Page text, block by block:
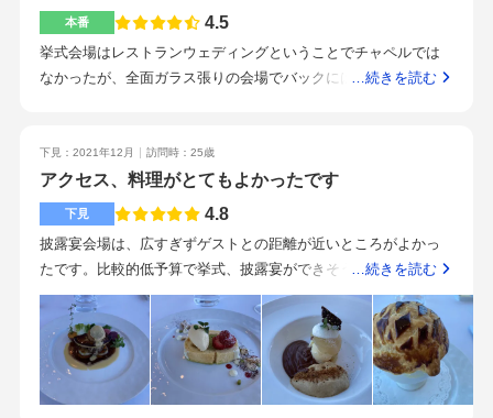
駅からタクシーで10分ほどです。バス停も目の前にあります。
コインパーキングも併設されているので車での来場も可能で
す。挙式、披露宴が昼の部では代行は手配不可なので注意で
合わせて打ち合わせしていただけました。基本わからないこと
はメールでの問い合わせになりますが、迅速かつ親切丁寧に返
信していただけました。その他one-wというやることリストの連
絡ツールを使って穴埋め式でタスクを消化していきますので進
捗がわかりやすいです。当日も的確な指示とサポートのお陰で
滞りなく挙式披露宴を終える事ができました。ここのスタッフ
はどなたも全幅の信頼をおけます。料理のクオリティは間違い
なく良いです。披露宴中は忙しなくて食べられない料理も披露
宴後に改めて作り直して頂いた温かい料理を食べることができ
ます。ロケーションと料理のクオリティが良かったです。主役
は新郎新婦ですが、ゲストをもてなすことも大切なので料理に
万円程値引きがありました。ポールボキューズのスペシャリテ
であるトリュフのスープが大好きなので、それをゲストの方々
に食べて頂きたく選びました。ウェディングケーキは、パティ
シエの方にデザイン案をお伝えし作って頂きました。ケーキに
ストにも大変喜ばれました。金沢駅から遠くなく、アクセスも
良好です。東京在住のため、打ち合わせは基本的にはリモート
でしたが、プランナーさんの完璧な準備のおかげで全く問題あ
りませんでした。ヘアメイクスタッフさんも本当に優秀で、ヘ
アメイクリハーサルで何パターンか提案もしてくださり、理想
的通りの仕上りでした。お料理が素晴らしいのはもちろんです
が、プランナーさんを始めとするスタッフのみなさんが優秀
で、楽しく温かい雰囲気の理想通りの結婚式・披露宴を行うこ
とができました。お料理で決めるなら、石川県内随一だと思い
本番 4.5
挙式会場はレストランウェディングということでチャペルでは
なかったが、全面ガラス張りの会場でバックには金沢城もあり
披露宴会場は旧知事室を利用。家族10名参加であったが充分す
ぎるスペースだった。想定外の出費はなかったが、エンディン
グムービーや司会者準備はかなりお値段高めであり断念した衣
装代やテーブル装花などはできる限り安価に抑えた。2次会の席
札や席次表、プチギフトは夫婦で選び費用は抑えられたと思
う。ひらまつ会員となれる点はかなり良い特典だと思う。ま
た、クレジットカード決済ができる点も良いと感じた家族での
会食は約2万円のお料理を準備したが大変満足であった。前菜か
らデザートまで全て美味また、2次会には7000円ビュッフェ＋13
00円飲み放題付きのプランを準備したが参列した友人からも好
評であった。式場まではタクシー利用。金沢駅からは歩いて来
…続きを読む
下見：2021年12月 訪問時：25歳
アクセス、料理がとてもよかったです
下見 4.8
披露宴会場は、広すぎずゲストとの距離が近いところがよかっ
たです。比較的低予算で挙式、披露宴ができそうな見積りをい
ただきました。試食の料理、飲み物が抜群に美味しかったで
す。また、食べたいと思える内容でした。金沢駅からバスがで
ていたり、タクシーを使用しても近かったりとアクセスは抜群
だとおもいます。担当してくださったスタッフの方が、丁寧で
下見でもいろんな提案をして想像を膨らませてくれました。下
…続きを読む